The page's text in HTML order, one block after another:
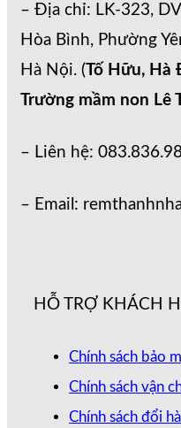
– Địa chỉ: LK-323,
Hòa Bình, Phường
Hà Nội. (Tố Hữu, Hà
Trường mầm non Lê
– Liên hệ:
– Email:
HỖ TRỢ KHÁCH
Chính sách bảo
Chính sách vận
Chính sách đổi